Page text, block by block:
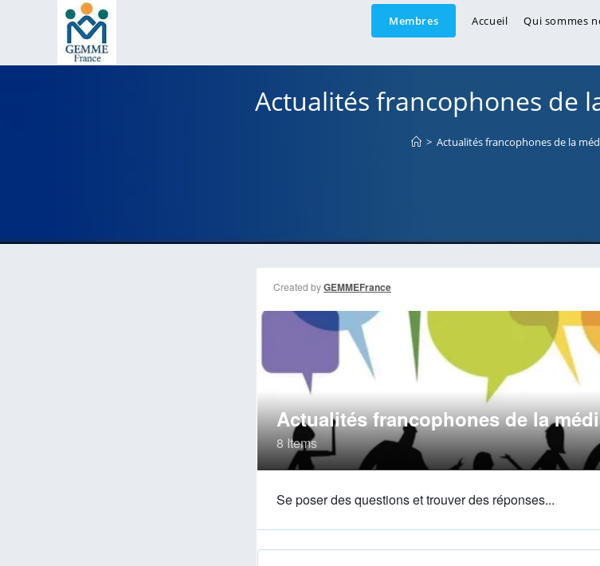
Membres Accueil Qui sommes
Actualités francophones de
> Actualités francophones de la